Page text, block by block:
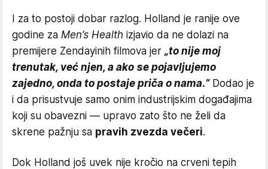
I za to postoji dobar razlog. Holland je ranije ove
godine za Men’s Health izjavio da ne dolazi na
premijere Zendayinih filmova jer „to nije moj
trenutak, već njen, a ako se pojavljujemo
zajedno, onda to postaje priča o nama.“Dodao je
i da prisustvuje samo onim industrijskim događajima
koji su obavezni — upravo zato što ne želi da
skrene pažnju sa pravih zvezda večeri.
Dok Holland još uvek nije kročio na crveni tepih